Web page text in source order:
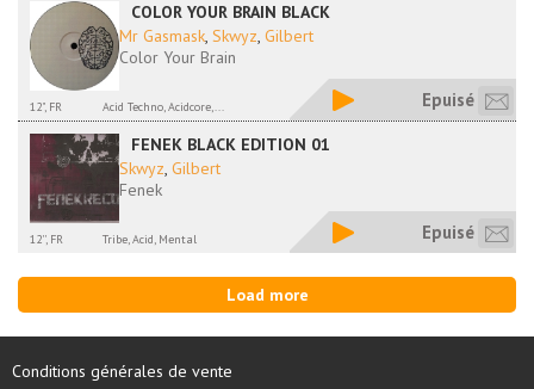
COLOR YOUR BRAIN BLACK
Mr Gasmask, Skwyz, Gilbert
Color Your Brain
12", FR Acid Techno, Acidcore,... Epuisé
FENEK BLACK EDITION 01
Skwyz, Gilbert
Fenek
12'', FR Tribe, Acid, Mental Epuisé
Load more
Conditions générales de vente